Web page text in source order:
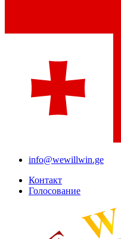
info@wewillwin.ge
Контакт
Голосование